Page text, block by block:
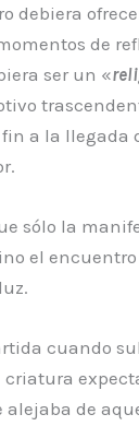
debiera
de
ser un «
a la llegada
sólo la
el encuentro
cuando
alejaba de